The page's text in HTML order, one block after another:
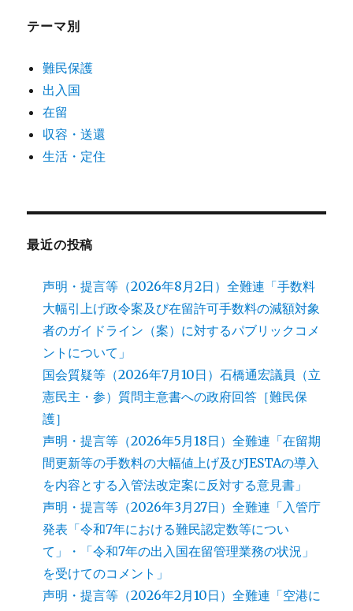
テーマ別
難民保護
出入国
在留
収容・送還
生活・定住
最近の投稿
声明・提言等（2026年8月2日）全難連「手数料
大幅引上げ政令案及び在留許可手数料の減額対象
者のガイドライン（案）に対するパブリックコメ
ントについて」
国会質疑等（2026年7月10日）石橋通宏議員（立
憲民主・参）質問主意書への政府回答［難民保
護］
声明・提言等（2026年5月18日）全難連「在留期
間更新等の手数料の大幅値上げ及びJESTAの導入
を内容とする入管法改定案に反対する意見書」
声明・提言等（2026年3月27日）全難連「入管庁
発表「令和7年における難民認定数等につい
て」・「令和7年の出入国在留管理業務の状況」
を受けてのコメント」
声明・提言等（2026年2月10日）全難連「空港に